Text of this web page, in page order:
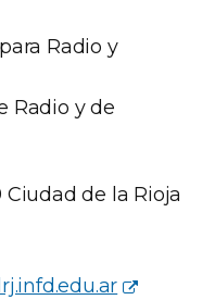
Radio y
Radio y de
Ciudad de la Rioja